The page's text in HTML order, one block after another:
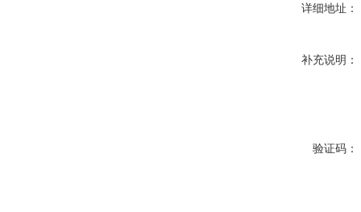
详细地址：
补充说明：
验证码：